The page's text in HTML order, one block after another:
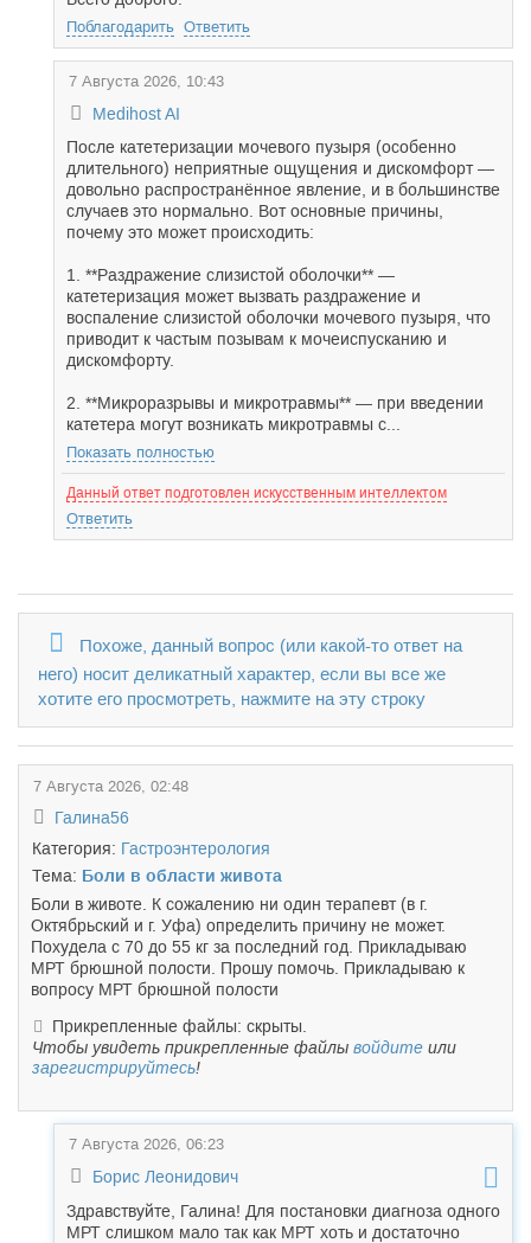
Поблагодарить Ответить
7 Августа 2026, 10:43
Medihost AI
После катетеризации мочевого пузыря (особенно
длительного) неприятные ощущения и дискомфорт —
довольно распространённое явление, и в большинстве
случаев это нормально. Вот основные причины,
почему это может происходить:
1. **Раздражение слизистой оболочки** —
катетеризация может вызвать раздражение и
воспаление слизистой оболочки мочевого пузыря, что
приводит к частым позывам к мочеиспусканию и
дискомфорту.
2. **Микроразрывы и микротравмы** — при введении
катетера могут возникать микротравмы с...
Показать полностью
Данный ответ подготовлен искусственным интеллектом
Ответить
Похоже, данный вопрос (или какой-то ответ на
него) носит деликатный характер, если вы все же
хотите его просмотреть, нажмите на эту строку
7 Августа 2026, 02:48
Галина56
Категория: Гастроэнтерология
Тема: Боли в области живота
Боли в животе. К сожалению ни один терапевт (в г.
Октябрьский и г. Уфа) определить причину не может.
Похудела с 70 до 55 кг за последний год. Прикладываю
МРТ брюшной полости. Прошу помочь. Прикладываю к
вопросу МРТ брюшной полости
Прикрепленные файлы: скрыты.
Чтобы увидеть прикрепленные файлы войдите или
зарегистрируйтесь!
7 Августа 2026, 06:23
Борис Леонидович
Здравствуйте, Галина! Для постановки диагноза одного
МРТ слишком мало так как МРТ хоть и достаточно